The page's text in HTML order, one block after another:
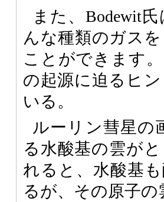
また、Bodewit
んな種類のガス
ことができます
の起源に迫るヒ
いる。
ルーリン彗星の
る水酸基の雲が
れると、水酸基
るが、その原子